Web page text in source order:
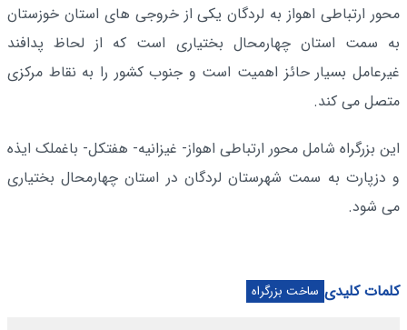
محور ارتباطی اهواز به لردگان یکی از خروجی های استان خوزستان
به سمت استان چهارمحال بختیاری است که از لحاظ پدافند
غیرعامل بسیار حائز اهمیت است و جنوب کشور را به نقاط مرکزی
متصل می کند.
این بزرگراه شامل محور ارتباطی اهواز- غیزانیه- هفتکل- باغملک ایذه
و دزپارت به سمت شهرستان لردگان در استان چهارمحال بختیاری
می شود.
کلمات کلیدی ساخت بزرگراه